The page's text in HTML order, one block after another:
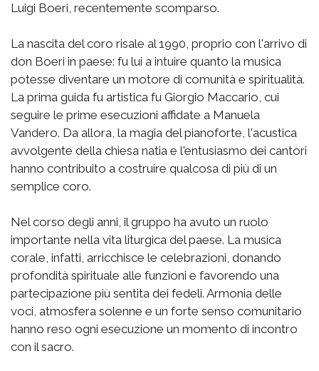
Luigi Boeri, recentemente scomparso.
La nascita del coro risale al 1990, proprio con l'arrivo di
don Boeri in paese: fu lui a intuire quanto la musica
potesse diventare un motore di comunità e spiritualità.
La prima guida fu artistica fu Giorgio Maccario, cui
seguire le prime esecuzioni affidate a Manuela
Vandero. Da allora, la magia del pianoforte, l'acustica
avvolgente della chiesa natia e l'entusiasmo dei cantori
hanno contribuito a costruire qualcosa di più di un
semplice coro.
Nel corso degli anni, il gruppo ha avuto un ruolo
importante nella vita liturgica del paese. La musica
corale, infatti, arricchisce le celebrazioni, donando
profondità spirituale alle funzioni e favorendo una
partecipazione più sentita dei fedeli. Armonia delle
voci, atmosfera solenne e un forte senso comunitario
hanno reso ogni esecuzione un momento di incontro
con il sacro.